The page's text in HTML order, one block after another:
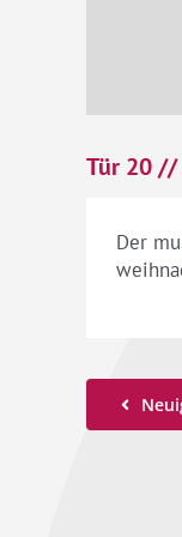
Tür 20 //
Der